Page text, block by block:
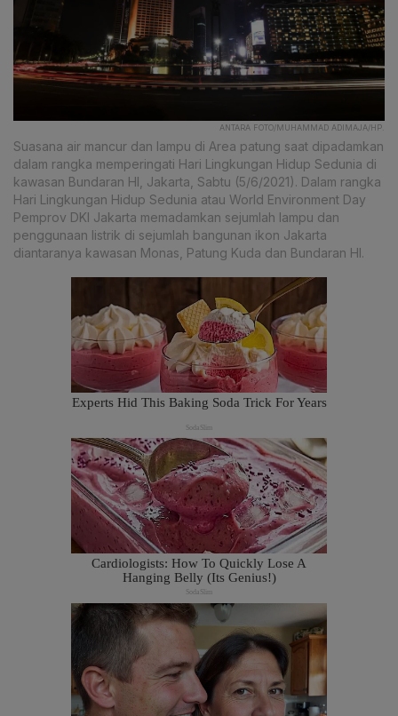
ANTARA FOTO/MUHAMMAD ADIMAJA/HP.
Suasana air mancur dan lampu di Area patung saat dipadamkan
dalam rangka memperingati Hari Lingkungan Hidup Sedunia di
kawasan Bundaran HI, Jakarta, Sabtu (5/6/2021). Dalam rangka
Hari Lingkungan Hidup Sedunia atau World Environment Day
Pemprov DKI Jakarta memadamkan sejumlah lampu dan
penggunaan listrik di sejumlah bangunan ikon Jakarta
diantaranya kawasan Monas, Patung Kuda dan Bundaran HI.